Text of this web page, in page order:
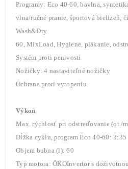
Programy: Eco 40-60, bavlna,
vlna/ručné pranie, športová bielizeň,
Wash&Dry
60, MixLoad, Hygiene, plákanie,
Systém proti penivosti
Nožičky: 4 nastaviteľné nožičky
Ochrana proti vytopeniu
Výkon
Max. rýchlosť pri odstreďovanie (ot./
Dĺžka cyklu, program Eco 40-60: 3:35
Objem bubna (l): 60
Typ motora: ÖKOInvertor s